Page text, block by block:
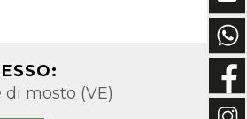
di mosto (VE)